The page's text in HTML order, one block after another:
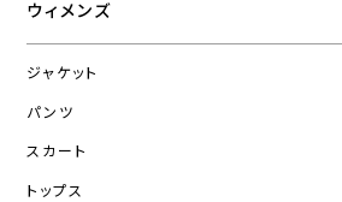
ウィメンズ
ジャケット
パンツ
スカート
トップス